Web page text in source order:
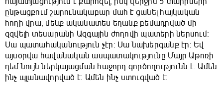
ընթացքում շարունակաբար մահ է ցանել հայկական
հողի վրա, մենք ականատես եղանք բեմադրված մի
զզվելի տեսարանի Ազգային ժողովի պատերի ներսում։
Սա պատահականություն չէր։ Սա նախերգանք էր։ Եվ
այսօրվա հավանական ասպատակությունը Մայր Աթոռի
դեմ նույն ներկայացման հաջորդ գործողությունն է։ Ամեն
ինչ պլանավորված է։ Ամեն ինչ ստուգված է։